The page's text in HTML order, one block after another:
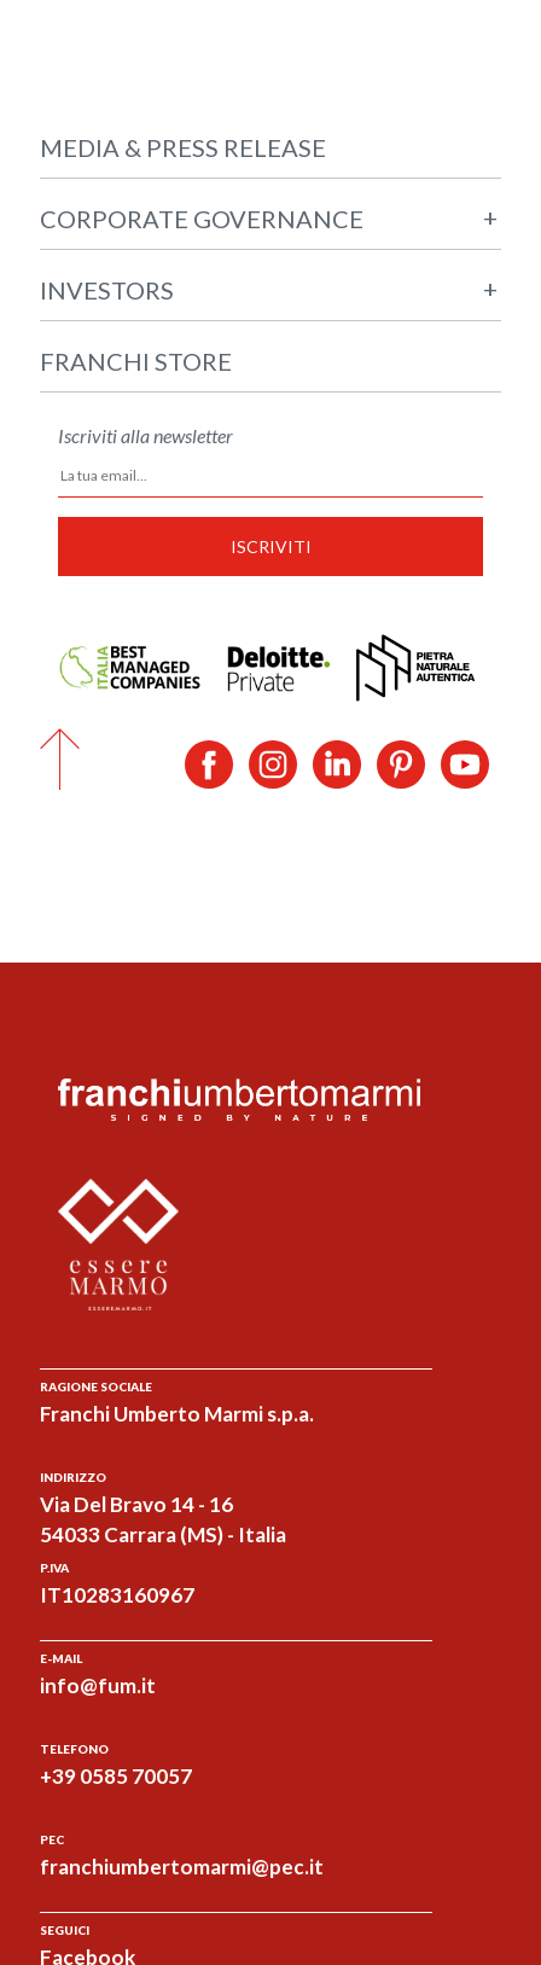
MEDIA & PRESS RELEASE
CORPORATE GOVERNANCE +
INVESTORS +
FRANCHI STORE
Iscriviti alla newsletter
RAGIONE SOCIALE
Franchi Umberto Marmi s.p.a.
INDIRIZZO
Via Del Bravo 14 - 16
54033 Carrara (MS) - Italia
P.IVA
IT10283160967
E-MAIL
info@fum.it
TELEFONO
+39 0585 70057
PEC
franchiumbertomarmi@pec.it
SEGUICI
Facebook